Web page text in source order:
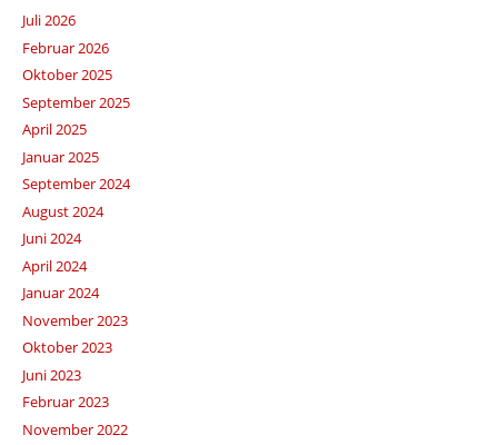
Juli 2026
Februar 2026
Oktober 2025
September 2025
April 2025
Januar 2025
September 2024
August 2024
Juni 2024
April 2024
Januar 2024
November 2023
Oktober 2023
Juni 2023
Februar 2023
November 2022